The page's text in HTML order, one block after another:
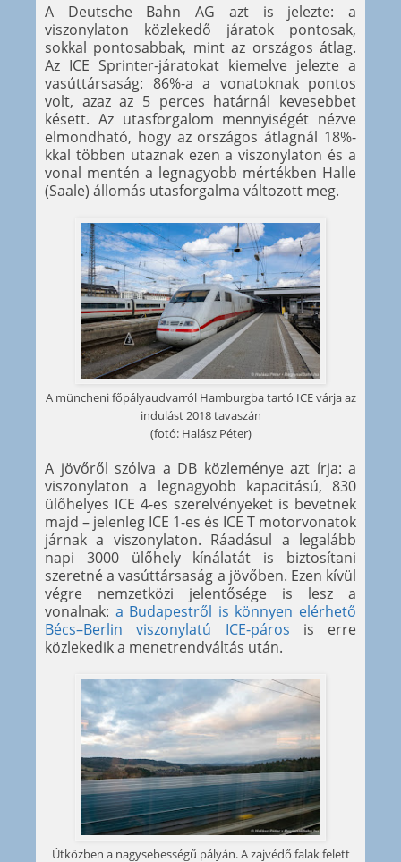
A Deutsche Bahn AG azt is jelezte: a
viszonylaton közlekedő járatok pontosak,
sokkal pontosabbak, mint az országos átlag.
Az ICE Sprinter-járatokat kiemelve jelezte a
vasúttársaság: 86%-a a vonatoknak pontos
volt, azaz az 5 perces határnál kevesebbet
késett. Az utasforgalom mennyiségét nézve
elmondható, hogy az országos átlagnál 18%-
kkal többen utaznak ezen a viszonylaton és a
vonal mentén a legnagyobb mértékben Halle
(Saale) állomás utasforgalma változott meg.
A müncheni főpályaudvarról Hamburgba tartó ICE várja az
indulást 2018 tavaszán
(fotó: Halász Péter)
A jövőről szólva a DB közleménye azt írja: a
viszonylaton a legnagyobb kapacitású, 830
ülőhelyes ICE 4-es szerelvényeket is bevetnek
majd – jelenleg ICE 1-es és ICE T motorvonatok
járnak a viszonylaton. Ráadásul a legalább
napi 3000 ülőhely kínálatát is biztosítani
szeretné a vasúttársaság a jövőben. Ezen kívül
végre nemzetközi jelentősége is lesz a
vonalnak: a Budapestről is könnyen elérhető
Bécs–Berlin viszonylatú ICE-páros is erre
közlekedik a menetrendváltás után.
Útközben a nagysebességű pályán. A zajvédő falak felett